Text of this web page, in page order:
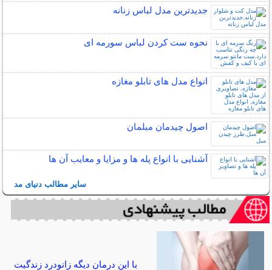
جدیدترین مدل لباس زنانه
نحوه ست کردن لباس سورمه ای
انواع مدل های تابلو مغازه
اصول چیدمان مبلمان
آشنایی با انواع پله ها و مزایا و معایب آن ها
سایر مطالب دنیای مد
با این درمان دیگه زانودرد زندگیت